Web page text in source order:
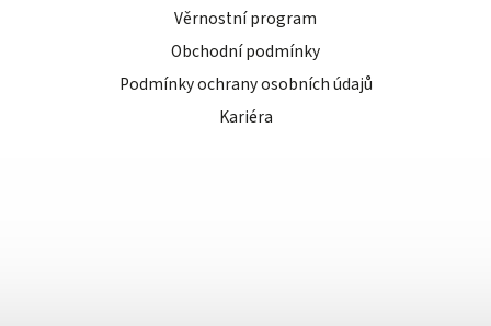
Věrnostní program
Obchodní podmínky
Podmínky ochrany osobních údajů
Kariéra